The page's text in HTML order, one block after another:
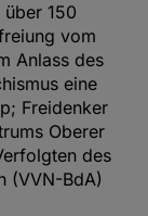
150
vom
Anlass des
eine
Freidenker
Oberer
des
(VVN-BdA)